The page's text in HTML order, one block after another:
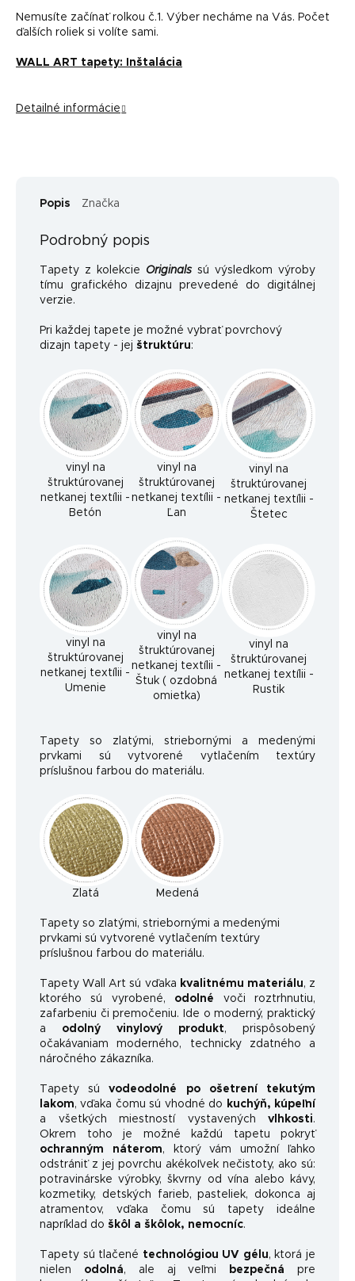
Nemusíte začínať rolkou č.1. Výber necháme na Vás. Počet
ďalších roliek si volíte sami.
WALL ART tapety: Inštalácia
Detailné informácie
Popis Značka
Podrobný popis
Tapety z kolekcie Originals sú výsledkom výroby
tímu grafického dizajnu prevedené do digitálnej
verzie.
Pri každej tapete je možné vybrať povrchový
dizajn tapety - jej štruktúru:
vinyl na
štruktúrovanej
netkanej textílii -
Betón
vinyl na
štruktúrovanej
netkanej textílii -
Ľan
vinyl na
štruktúrovanej
netkanej textílii -
Štetec
vinyl na
štruktúrovanej
netkanej textílii -
Umenie
vinyl na
štruktúrovanej
netkanej textílii -
Štuk ( ozdobná
omietka)
vinyl na
štruktúrovanej
netkanej textílii -
Rustik
Tapety so zlatými, striebornými a medenými
prvkami sú vytvorené vytlačením textúry
príslušnou farbou do materiálu.
Zlatá Medená
Tapety so zlatými, striebornými a medenými
prvkami sú vytvorené vytlačením textúry
príslušnou farbou do materiálu.
Tapety Wall Art sú vďaka kvalitnému materiálu, z
ktorého sú vyrobené, odolné voči roztrhnutiu,
zafarbeniu či premočeniu. Ide o moderný, praktický
a odolný vinylový produkt, prispôsobený
očakávaniam moderného, ​​technicky zdatného a
náročného zákazníka.
Tapety súvodeodolné po ošetrení tekutým
lakom, vďaka čomu sú vhodné do
kuchýň, kúpeľní
a všetkých miestností vystavených vlhkosti.
Okrem toho je možné každú tapetu pokryť
ochranným náterom, ktorý vám umožní ľahko
odstrániť z jej povrchu akékoľvek nečistoty, ako sú:
potravinárske výrobky, škvrny od vína alebo kávy,
kozmetiky, detských farieb, pasteliek, dokonca aj
atramentov, vďaka čomu sú tapety ideálne
napríklad do škôl a škôlok, nemocníc.
Tapety sú tlačené technológiou UV gélu, ktorá je
nielen odolná, ale aj veľmi bezpečná pre